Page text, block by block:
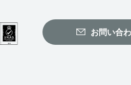
お問い合